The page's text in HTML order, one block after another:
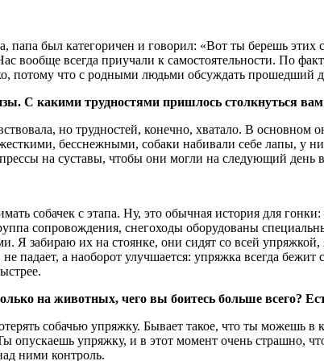
папа был категоричен и говорил: «Вот ты берешь
вообще всегда приучали к самостоятельности. По
потому что с родными людьми обсуждать прошедший
С какими трудностями пришлось столкнуться
но трудностей, конечно, хватало. В основном
бесснежными, собаки набивали себе лапы, у
на суставы, чтобы они могли на следующий день
собачек с этапа. Ну, это обычная история для
сопровождения, снегоходы оборудованы
Я забираю их на стоянке, они сидят со всей
падает, а наоборот улучшается: упряжка всегда
на животных, чего вы боитесь больше всего?
собачью упряжку. Бывает такое, что ты можешь
опускаешь упряжку, и в этот момент очень страшно,
ними контроль.